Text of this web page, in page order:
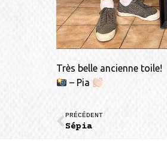
Très belle ancienne toile!
– Pia
PRÉCÉDENT
Sépia